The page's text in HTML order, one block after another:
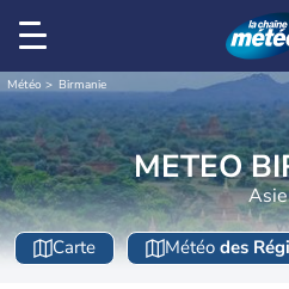
Météo Birmanie
METEO
Asie
Carte Météo des